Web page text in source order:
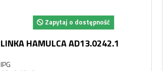
Zapytaj o dostępność
LINKA HAMULCA AD13.0242.1
IPG